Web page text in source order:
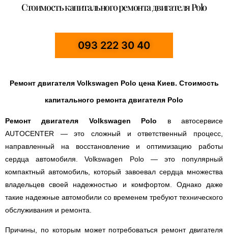
Стоимость капитального ремонта двигателя Polo
093 222 30 40
Ремонт двигателя Volkswagen Polo цена Киев. Стоимость
капитального ремонта двигателя Polo
Ремонт двигателя Volkswagen Polo в автосервисе
AUTOCENTER — это сложный и ответственный процесс,
направленный на восстановление и оптимизацию работы
сердца автомобиля. Volkswagen Polo — это популярный
компактный автомобиль, который завоевал сердца множества
владельцев своей надежностью и комфортом. Однако даже
такие надежные автомобили со временем требуют технического
обслуживания и ремонта.
Причины, по которым может потребоваться ремонт двигателя